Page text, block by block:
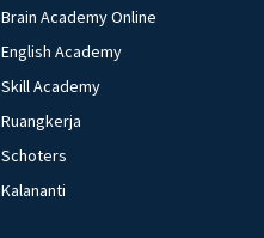
Brain Academy Online
English Academy
Skill Academy
Ruangkerja
Schoters
Kalananti